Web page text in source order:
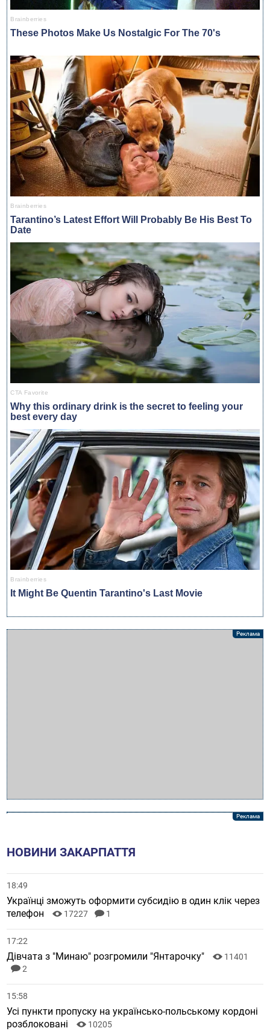
НОВИНИ ЗАКАРПАТТЯ
18:49
Українці зможуть оформити субсидію в один клік через
телефон
17227 1
17:22
Дівчата з "Минаю" розгромили "Янтарочку"
11401
2
15:58
Усі пункти пропуску на українсько-польському кордоні
розблоковані
10205